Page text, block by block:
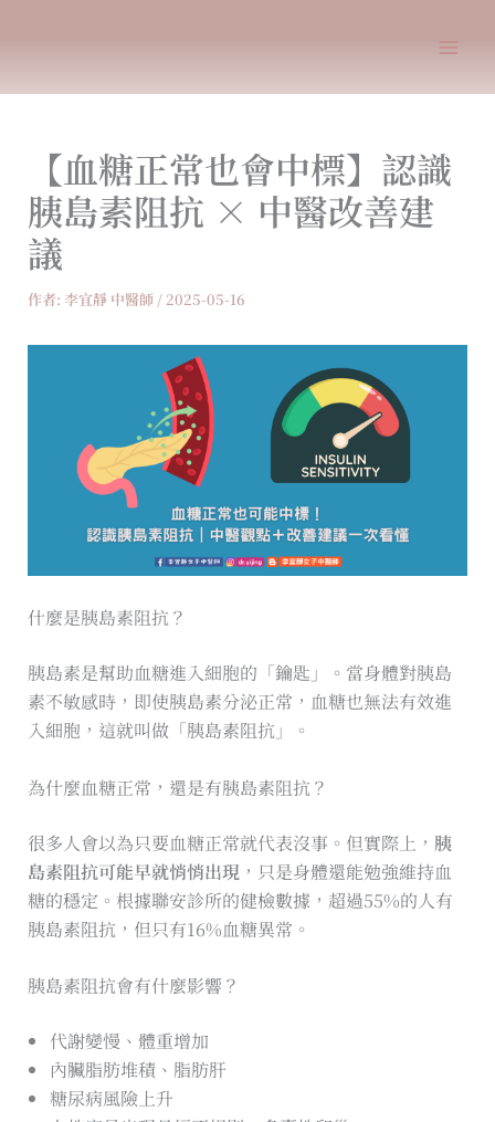
要
【血糖正常也會中標】認識
胰島素阻抗 × 中醫改善建
議
作者: 李宜靜 中醫師 / 2025-05-16
什麼是胰島素阻抗？
胰島素是幫助血糖進入細胞的「鑰匙」。當身體對胰島
素不敏感時，即使胰島素分泌正常，血糖也無法有效進
入細胞，這就叫做「胰島素阻抗」。
為什麼血糖正常，還是有胰島素阻抗？
很多人會以為只要血糖正常就代表沒事。但實際上， 胰
島素阻抗可能早就悄悄出現，只是身體還能勉強維持血
糖的穩定。根據聯安診所的健檢數據，超過55%的人有
胰島素阻抗，但只有16%血糖異常。
胰島素阻抗會有什麼影響？
代謝變慢、體重增加
內臟脂肪堆積、脂肪肝
糖尿病風險上升